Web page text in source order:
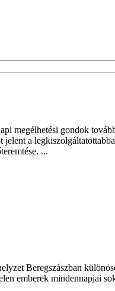
megélhetési gondok
jelent a
...
Beregszászban
emberek mindennapjai